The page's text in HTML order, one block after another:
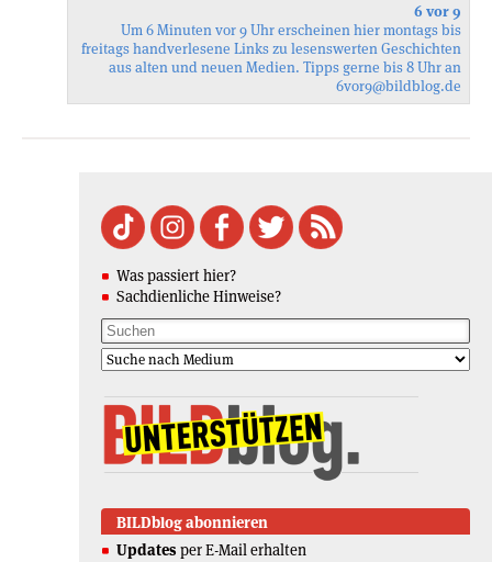
6 vor 9
Um 6 Minuten vor 9 Uhr erscheinen hier montags bis
freitags handverlesene Links zu lesenswerten Geschichten
aus alten und neuen Medien. Tipps gerne bis 8 Uhr an
6vor9@bildblog.de
Was passiert hier?
Sachdienliche Hinweise?
BILDblog abonnieren
Updates per E-Mail erhalten